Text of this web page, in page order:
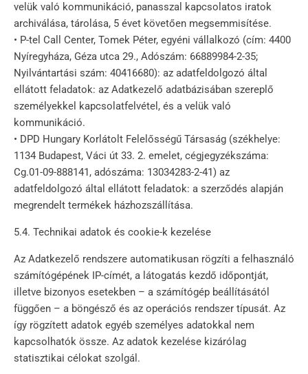
velük való kommunikáció, panasszal kapcsolatos iratok
archiválása, tárolása, 5 évet követően megsemmisítése.
• P-tel Call Center, Tomek Péter, egyéni vállalkozó (cím: 4400
Nyíregyháza, Géza utca 29., Adószám: 66889984-2-35;
Nyilvántartási szám: 40416680): az adatfeldolgozó által
ellátott feladatok: az Adatkezelő adatbázisában szereplő
személyekkel kapcsolatfelvétel, és a velük való
kommunikáció.
• DPD Hungary Korlátolt Felelősségű Társaság (székhelye:
1134 Budapest, Váci út 33. 2. emelet, cégjegyzékszáma:
Cg.01-09-888141, adószáma: 13034283-2-41) az
adatfeldolgozó által ellátott feladatok: a szerződés alapján
megrendelt termékek házhozszállítása.
5.4. Technikai adatok és cookie-k kezelése
Az Adatkezelő rendszere automatikusan rögzíti a felhasználó
számítógépének IP-címét, a látogatás kezdő időpontját,
illetve bizonyos esetekben – a számítógép beállításától
függően – a böngésző és az operációs rendszer típusát. Az
így rögzített adatok egyéb személyes adatokkal nem
kapcsolhatók össze. Az adatok kezelése kizárólag
statisztikai célokat szolgál.